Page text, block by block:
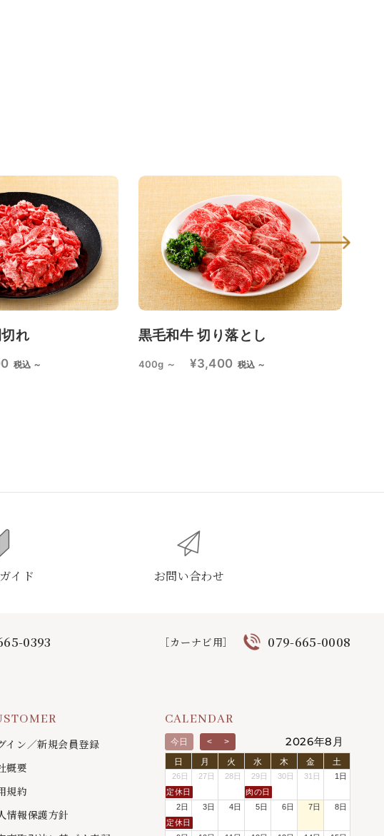
れ
税込 ～
黒毛和牛 切り落とし
400g ～ ¥3,400 税込 ～
イド お問い合わせ
0393 ［カーナビ用］ 079-665-0008
イン／新規会員登録
概要
規約
情報保護方針
CALENDAR
今日 < > 2026年8月
日 月 火 水 木 金 土
26日
定休日
27日 28日
29日
肉の日
30日 31日 1日
2日
定休日
3日 4日 5日 6日 7日 8日